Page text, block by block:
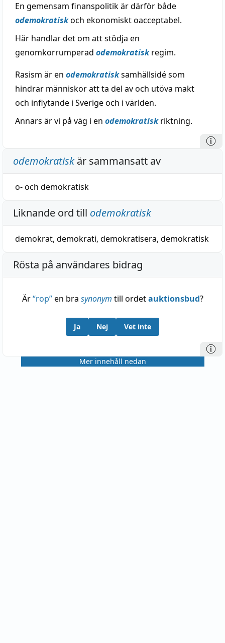
En gemensam finanspolitik är därför både
odemokratiskoch ekonomiskt oacceptabel.
Här handlar det om att stödja en
genomkorrumperad odemokratiskregim.
Rasism är en odemokratisksamhällsidé som
hindrar människor att ta del av och utöva makt
och inflytande i Sverige och i världen.
Annars är vi på väg i en odemokratiskriktning.
odemokratiskär sammansatt av
o-och demokratisk
Liknande ord till odemokratisk
demokrat, demokrati, demokratisera, demokratisk
Rösta på användares bidrag
Är“rop”en bra synonym till ordetauktionsbud?
Ja Nej Vet inte
Mer innehåll nedan